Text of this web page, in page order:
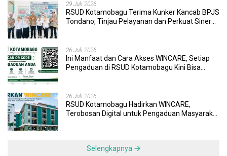
29 Juli 2026
RSUD Kotamobagu Terima Kunker Kancab BPJS
Tondano, Tinjau Pelayanan dan Perkuat Sinergi
26 Juli 2026
Ini Manfaat dan Cara Akses WINCARE, Setiap
Pengaduan di RSUD Kotamobagu Kini Bisa
26 Juli 2026
RSUD Kotamobagu Hadirkan WINCARE,
Terobosan Digital untuk Pengaduan Masyarakat
Selengkapnya